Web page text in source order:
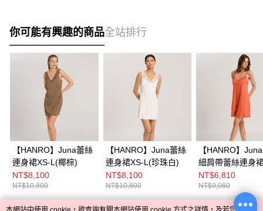
你可能有興趣的商品全站排行
【HANRO】Juna蕾絲
連身裙XS-L(椰棕)
NT$8,100
NT$10,800
【HANRO】Juna蕾絲
連身裙XS-L(珍珠白)
NT$8,100
NT$10,800
【HANRO】
細肩帶蕾絲連身
L(珊瑚橘)
NT$6,810
NT$9,080